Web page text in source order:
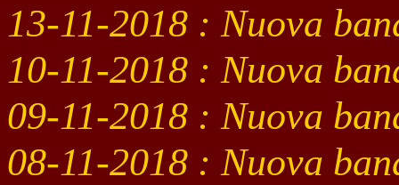
13-11-2018 : Nuova
10-11-2018 : Nuova
09-11-2018 : Nuova
08-11-2018 : Nuova